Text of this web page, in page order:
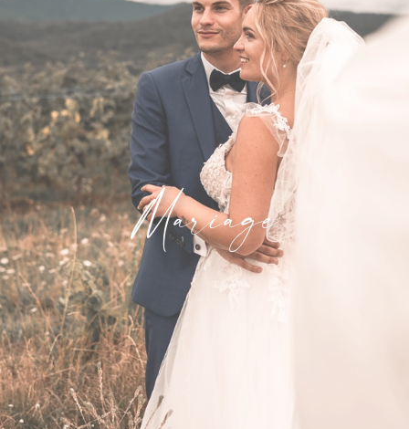
Mariage